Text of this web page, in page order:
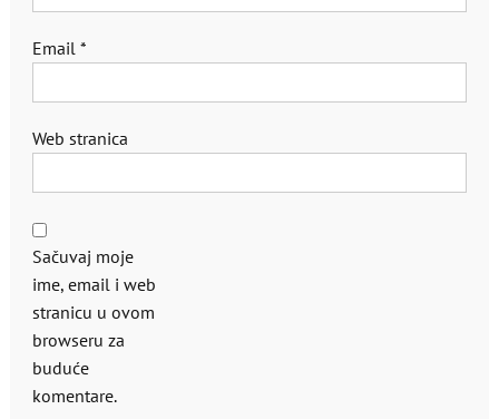
Email *
Web stranica
Sačuvaj moje
ime, email i web
stranicu u ovom
browseru za
buduće
komentare.